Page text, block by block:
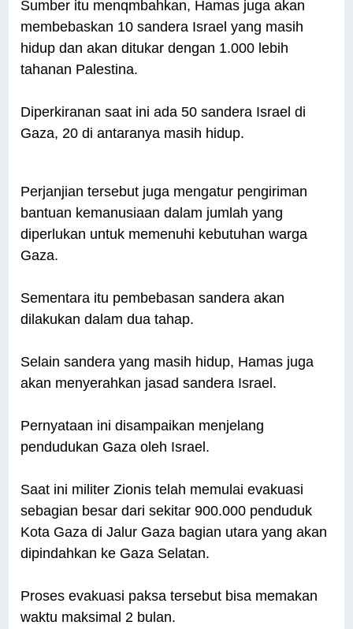
Sumber itu menqmbahkan, Hamas juga akan
membebaskan 10 sandera Israel yang masih
hidup dan akan ditukar dengan 1.000 lebih
tahanan Palestina.
Diperkiranan saat ini ada 50 sandera Israel di
Gaza, 20 di antaranya masih hidup.
Perjanjian tersebut juga mengatur pengiriman
bantuan kemanusiaan dalam jumlah yang
diperlukan untuk memenuhi kebutuhan warga
Gaza.
Sementara itu pembebasan sandera akan
dilakukan dalam dua tahap.
Selain sandera yang masih hidup, Hamas juga
akan menyerahkan jasad sandera Israel.
Pernyataan ini disampaikan menjelang
pendudukan Gaza oleh Israel.
Saat ini militer Zionis telah memulai evakuasi
sebagian besar dari sekitar 900.000 penduduk
Kota Gaza di Jalur Gaza bagian utara yang akan
dipindahkan ke Gaza Selatan.
Proses evakuasi paksa tersebut bisa memakan
waktu maksimal 2 bulan.